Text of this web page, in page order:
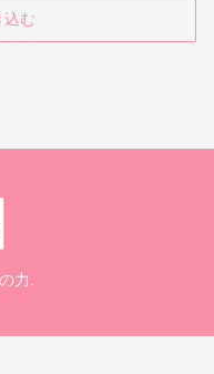
込む
力.